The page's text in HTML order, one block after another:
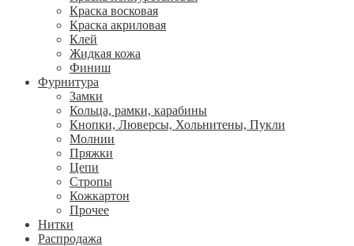
Краска восковая
Краска акриловая
Клей
Жидкая кожа
Финиш
Фурнитура
Замки
Кольца, рамки, карабины
Кнопки, Люверсы, Хольнитены, Пукли
Молнии
Пряжки
Цепи
Стропы
Кожкартон
Прочее
Нитки
Распродажа